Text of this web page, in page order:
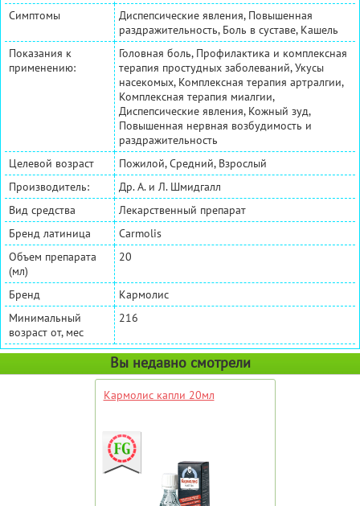
Симптомы
Диспепсические явления, Повышенная
раздражительность, Боль в суставе, Кашель
Показания к
применению:
Головная боль, Профилактика и комплексная
терапия простудных заболеваний, Укусы
насекомых, Комплексная терапия артралгии,
Комплексная терапия миалгии,
Диспепсические явления, Кожный зуд,
Повышенная нервная возбудимость и
раздражительность
Целевой возраст
Пожилой, Средний, Взрослый
Производитель:
Др. А. и Л. Шмидгалл
Вид средства
Лекарственный препарат
Бренд латиница
Carmolis
Объем препарата
(мл)
20
Бренд
Кармолис
Минимальный
возраст от, мес
216
Вы недавно смотрели
Кармолис капли 20мл